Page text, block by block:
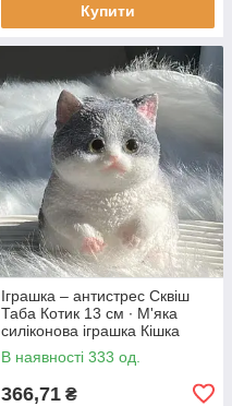
Купити
Іграшка – антистрес Сквіш
Таба Котик 13 см ∙ М'яка
силіконова іграшка Кішка
В наявності 333 од.
366,71 ₴